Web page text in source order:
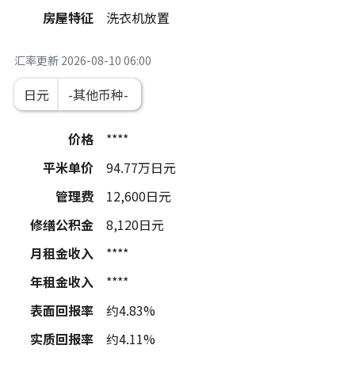
房屋特征
洗衣机放置
汇率更新 2026-08-10 06:00
日元
价格
****
平米单价
94.77万日元
管理费
12,600日元
修缮公积金
8,120日元
月租金收入
****
年租金收入
****
表面回报率
约4.83%
实质回报率
约4.11%